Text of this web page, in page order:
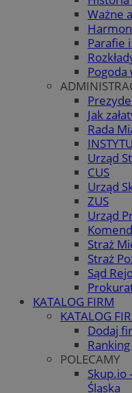
Ważne
Parafie
Pogoda
Jak
Rada
Urząd
CUS
Urząd
ZUS
Urząd
Straż
Straż
Sąd
KATALOG FIRM
KATALOG
Dodaj
POLECAMY
Skup.io
Śląska